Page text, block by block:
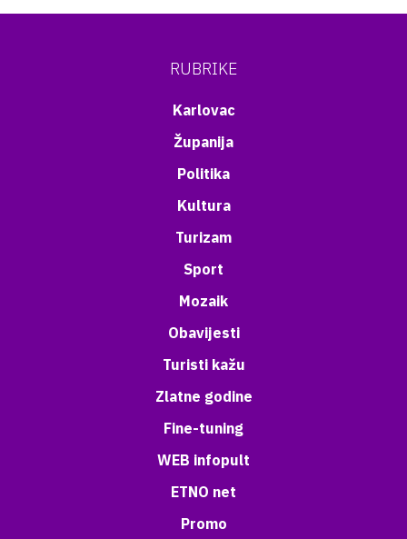
RUBRIKE
Karlovac
Županija
Politika
Kultura
Turizam
Sport
Mozaik
Obavijesti
Turisti kažu
Zlatne godine
Fine-tuning
WEB infopult
ETNO net
Promo